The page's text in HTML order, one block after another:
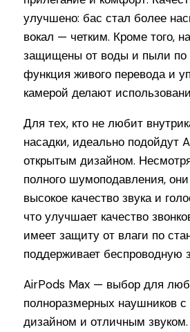
улучшено: бас стал более
вокал — четким. Кроме того,
защищены от воды и пыли по
функция живого перевода и
камерой делают
Для тех, кто не любит
насадки, идеально подойдут
открытым дизайном.
полного шумоподавления,
высокое качество звука и
что улучшает качество
имеет защиту от влаги по
поддерживает беспроводную
AirPods Max — выбор для
полноразмерных наушников
дизайном и отличным